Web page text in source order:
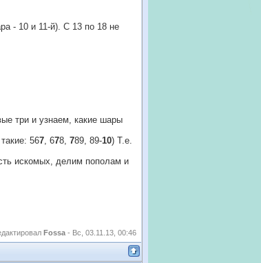
- 10 и 11-й). С 13 по 18 не
три и узнаем, какие шары
567, 678, 789, 89-10) Т.е.
искомых, делим пополам и
Fossa - Вс, 03.11.13, 00:46